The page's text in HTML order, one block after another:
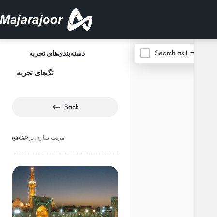
دسته‌بندی‌های تجربه
تگ‌های تجربه
Back
جدیدترین
مرتب سازی بر اساس
Search as I move the